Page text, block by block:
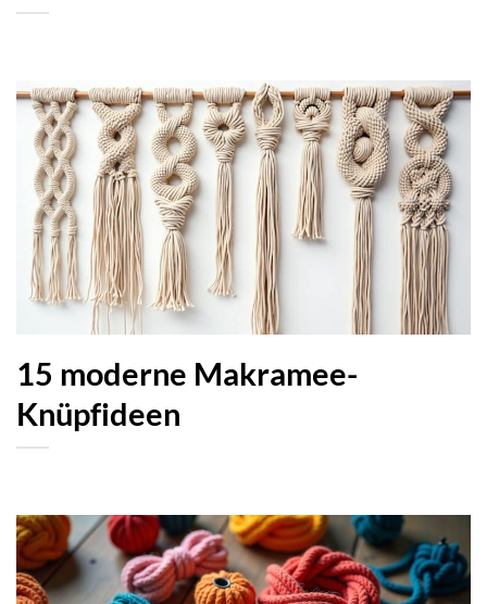
15 moderne Makramee-
Knüpfideen